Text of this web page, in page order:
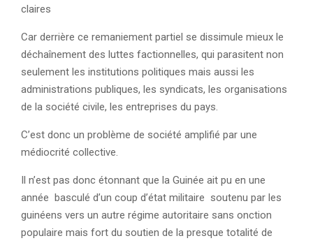
claires
Car derrière ce remaniement partiel se dissimule mieux le
déchaînement des luttes factionnelles, qui parasitent non
seulement les institutions politiques mais aussi les
administrations publiques, les syndicats, les organisations
de la société civile, les entreprises du pays.
C’est donc un problème de société amplifié par une
médiocrité collective.
Il n’est pas donc étonnant que la Guinée ait pu en une
année basculé d’un coup d’état militaire soutenu par les
guinéens vers un autre régime autoritaire sans onction
populaire mais fort du soutien de la presque totalité de